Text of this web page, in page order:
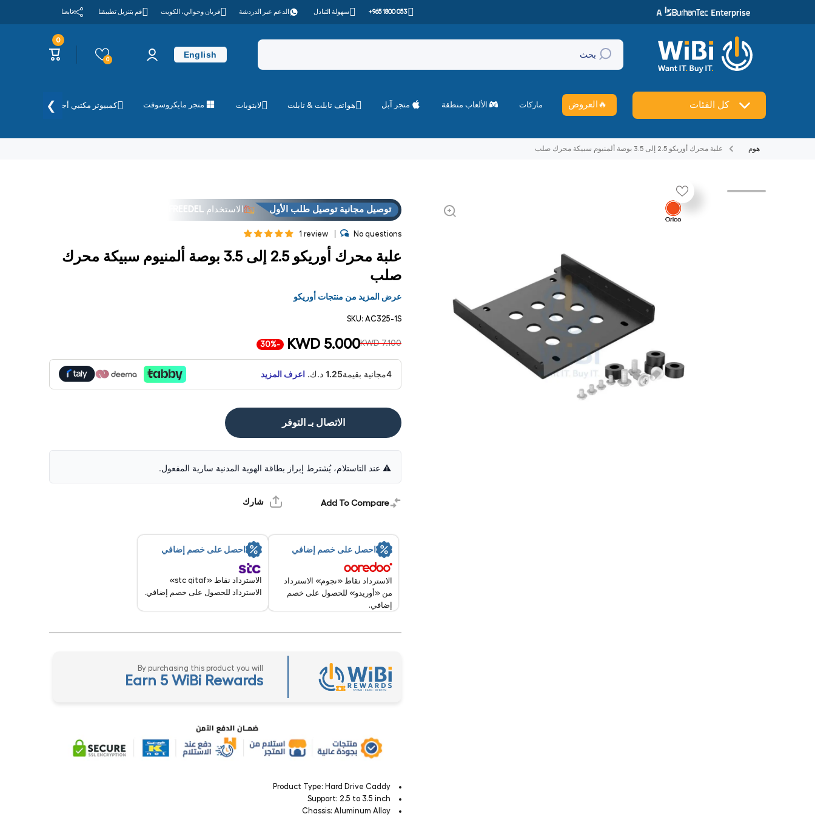
تخطي إلى المحتوى +965 1800 053 سهولة التبادل الدعم عبر الدردشة قريان وحوالي، الكويت قم بتنزيل تطبيقنا تابعنا
بحث English
تسجيل
الدخول
0
عربة
التسوق
0 0
عناصر
كل الفئات 🔥 العروض ماركات الألعاب منطقة متجر آبل هواتف تابلت & تابلت لابتوبات متجر مايكروسوفت كمبيوتر مكتبي أجهزة الكمبيوتر
❯
هوم علبة محرك أوريكو 2.5 إلى 3.5 بوصة ألمنيوم سبيكة محرك صلب
تخطي إلى منتج معلومات
توصيل مجانية توصيل طلب الأول الاستخدام FREEDEL
1 review No questions
علبة محرك أوريكو 2.5 إلى 3.5 بوصة ألمنيوم سبيكة محرك
صلب
عرض المزيد من منتجات أوريكو
SKU: AC325-1S
KWD 7.100
KWD 5.000
-30%
4مجانية بقيمة 1.25 د.ك. اعرف المزيد
الاتصال بـ التوفر
⚠️ عند التاستلام، يُشترط إبراز بطاقة الهوية المدنية سارية المفعول.
Add To Compare شارك
احصل على خصم إضافي
الاسترداد نقاط «نجوم» الاسترداد
من «أوريدو» للحصول على خصم
إضافي.
احصل على خصم إضافي
الاسترداد نقاط «stc qitaf»
الاسترداد للحصول على خصم إضافي.
By purchasing this product you will
Earn 5 WiBi Rewards
Product Type: Hard Drive Caddy
Support: 2.5 to 3.5 inch
Chassis: Aluminum Alloy